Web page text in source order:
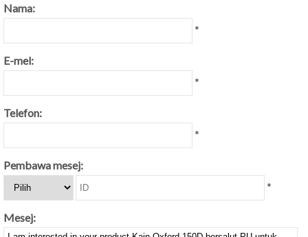
Nama:
*
E-mel:
*
Telefon:
*
Pembawa mesej:
*
Mesej: